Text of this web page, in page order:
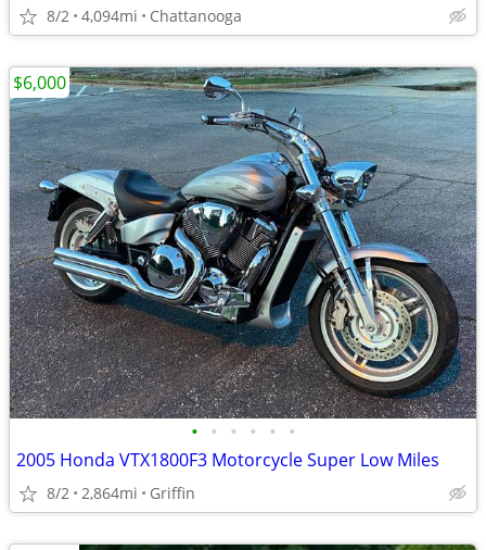
8/2 4,094mi Chattanooga
• • • • • •
2005 Honda VTX1800F3 Motorcycle Super Low Miles
8/2 2,864mi Griffin
$6,000